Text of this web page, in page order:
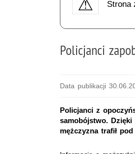
Strona
Policjanci
Data publikacji
Policjanci z
samobójstwo.
mężczyzna trafił